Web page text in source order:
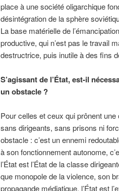
place à une société oligarchique
désintégration de la sphère
La base matérielle de
productive, qui n’est pas le travail
destructrice, puis inutile à des fins
S’agissant de l’État, est-il
un obstacle ?
Pour celles et ceux qui prônent
sans dirigeants, sans prisons ni
obstacle : c’est un ennemi
à son fonctionnement autonome,
l’État est l’État de la classe
que monopole de la violence, son
propagande médiatique, l’État est